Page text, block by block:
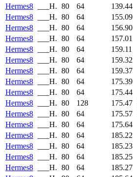
Hermes8
___H. 80 64
139.44
Hermes8
___H. 80 64
155.09
Hermes8
___H. 80 64
156.90
Hermes8
___H. 80 64
157.01
Hermes8
___H. 80 64
159.11
Hermes8
___H. 80 64
159.32
Hermes8
___H. 80 64
159.37
Hermes8
___H. 80 64
175.39
Hermes8
___H. 80 64
175.44
Hermes8
___H. 80 128 175.47
Hermes8
___H. 80 64 175.57
Hermes8
___H. 80 64
175.64
Hermes8
___H. 80 64
185.22
Hermes8
___H. 80 64
185.23
Hermes8
___H. 80 64
185.25
Hermes8
___H. 80 64
185.27